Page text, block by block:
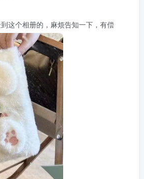
这个相册的，麻烦告知一下，有偿